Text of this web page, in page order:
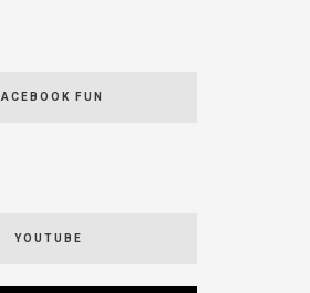
FUN
YOUTUBE